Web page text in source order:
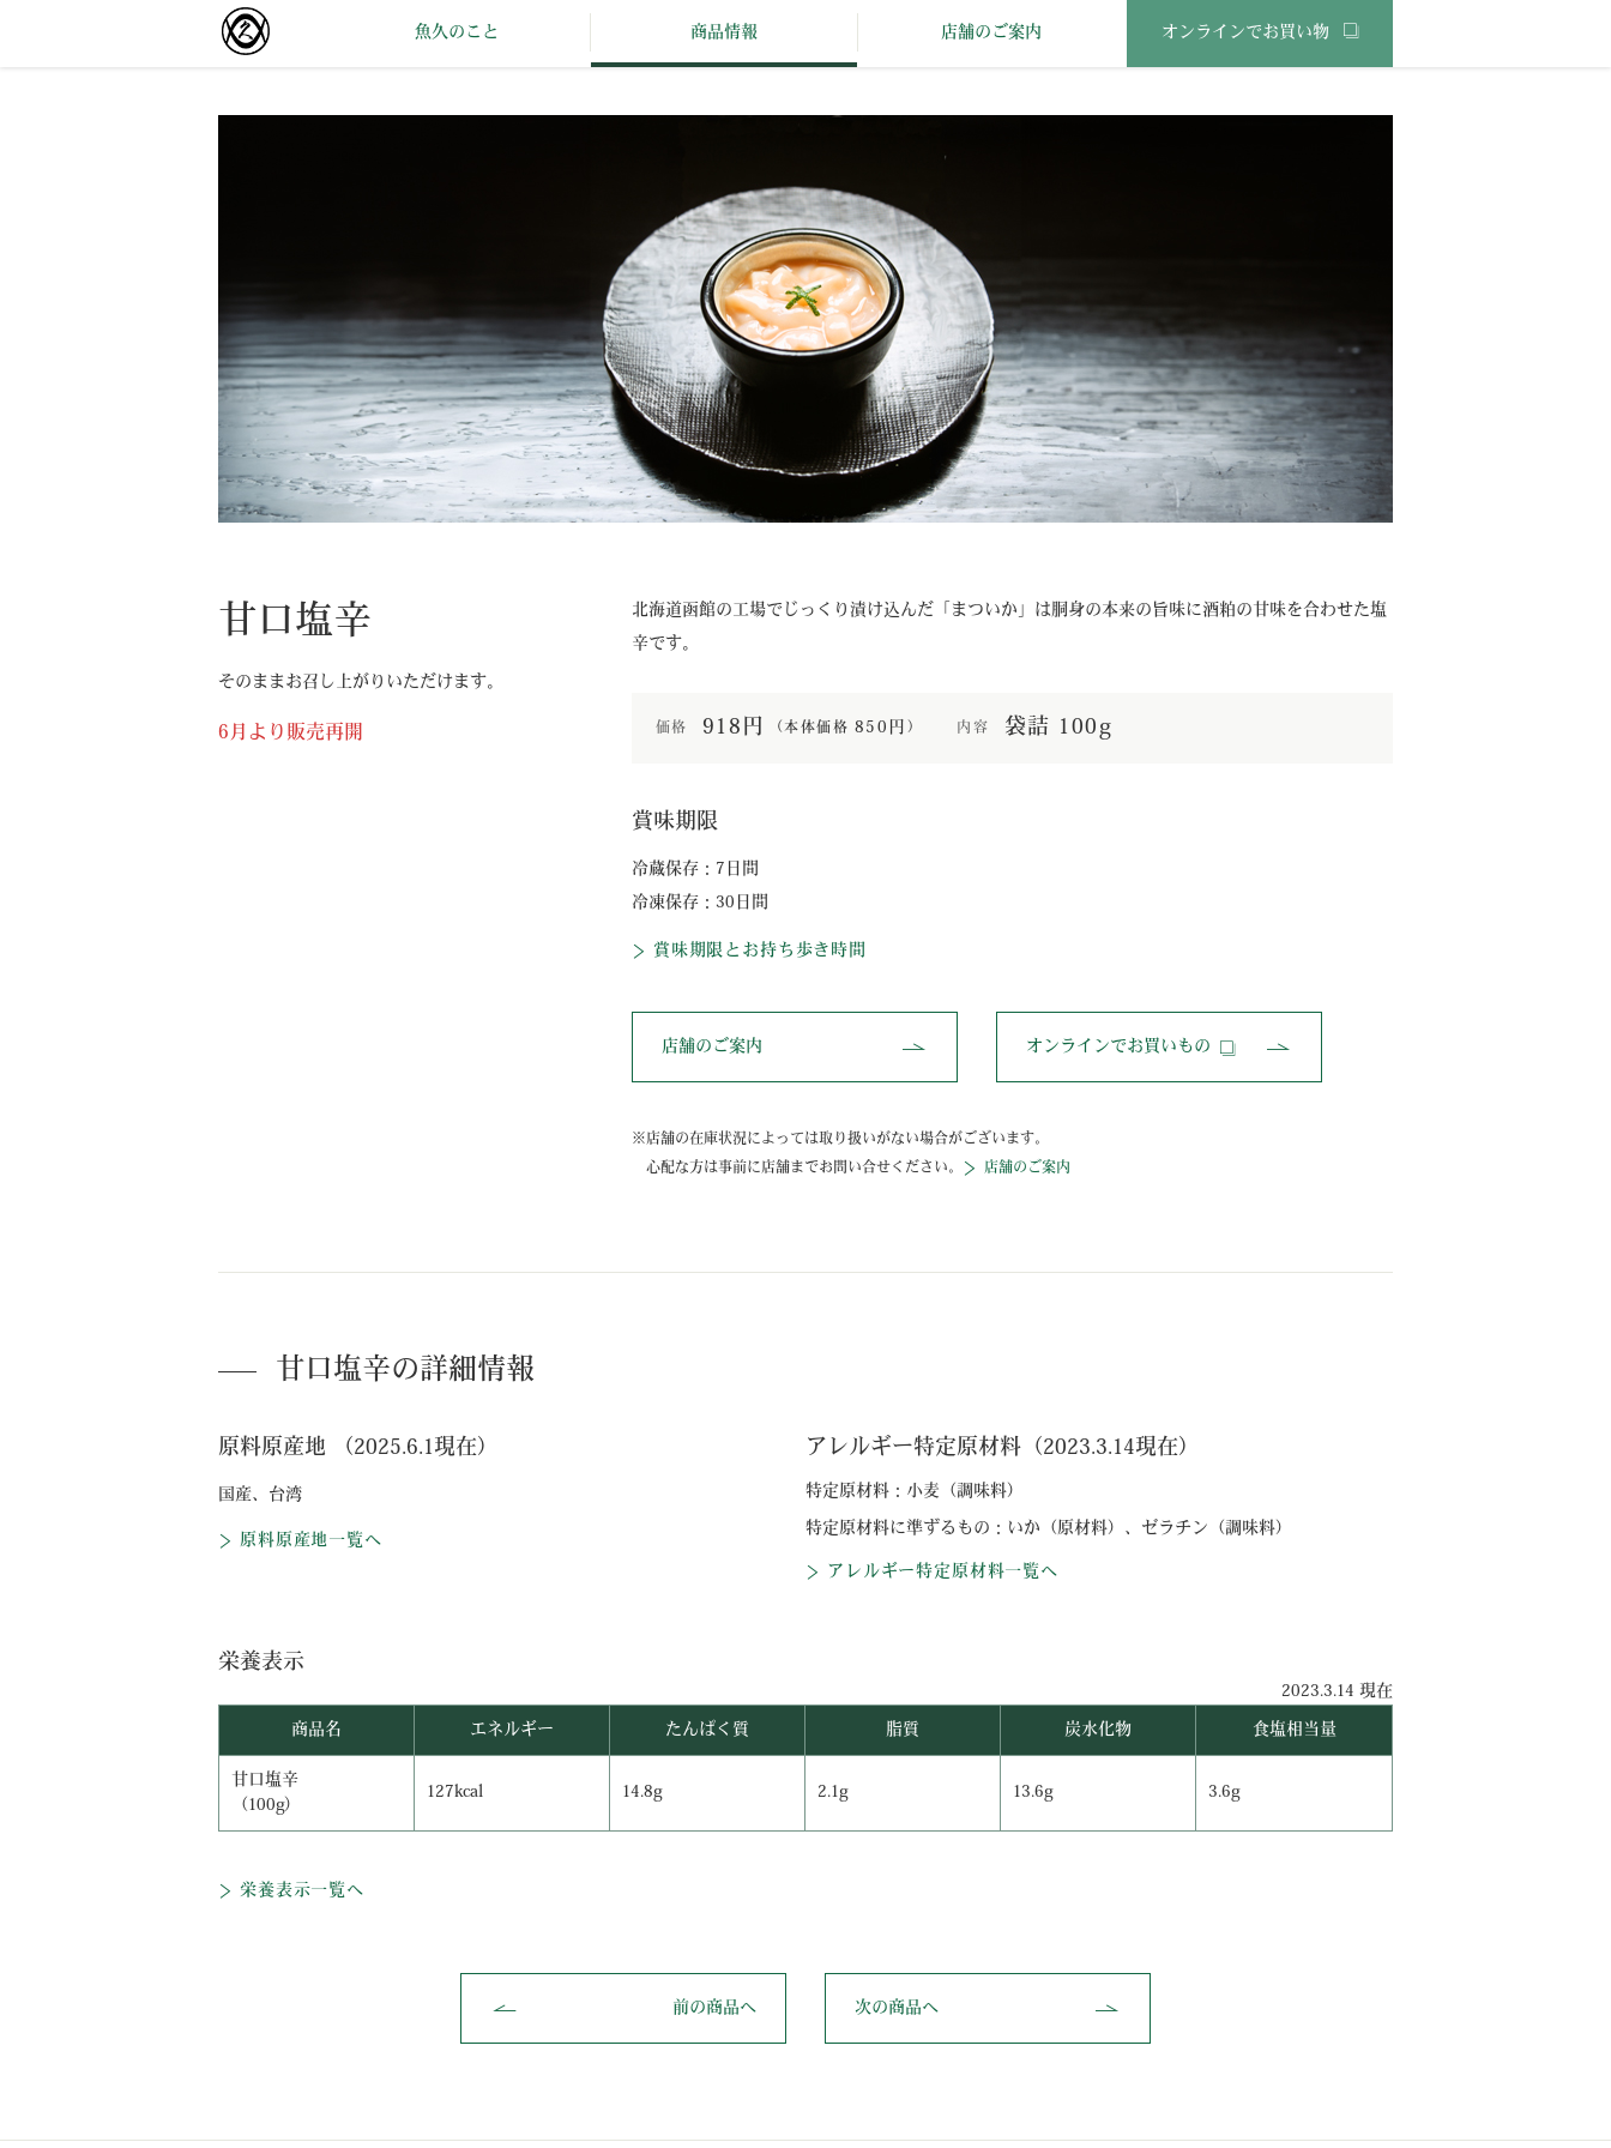
魚久のこと 商品情報 店舗のご案内 オンラインでお買い物
甘口塩辛
そのままお召し上がりいただけます。
6月より販売再開
北海道函館の工場でじっくり漬け込んだ「まついか」は胴身の本来の旨味に酒粕の甘味を合わせた塩
辛です。
価格 918円 （本体価格 850円 ） 内容 袋詰 100g
賞味期限
冷蔵保存：7日間
冷凍保存：30日間
賞味期限とお持ち歩き時間
店舗のご案内 オンラインでお買いもの
店舗の在庫状況によっては取り扱いがない場合がございます。
心配な方は事前に店舗までお問い合せください。
店舗のご案内
甘口塩辛の詳細情報
原料原産地 （2025.6.1現在）
国産、台湾
原料原産地一覧へ
アレルギー特定原材料（2023.3.14現在）
特定原材料： 小麦（調味料）
特定原材料に準ずるもの： いか（原材料）、ゼラチン（調味料）
アレルギー特定原材料一覧へ
栄養表示
2023.3.14 現在
商品名 エネルギー たんぱく質 脂質 炭水化物 食塩相当量
甘口塩辛
（100g）
127kcal 14.8g 2.1g 13.6g 3.6g
栄養表示一覧へ
前の商品へ 次の商品へ